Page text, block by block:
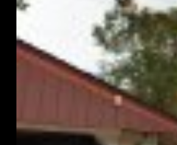
E-Mail-Adresse (optional):
Alle HTML-Tags außer <br>, <strike> und <i> werden aus
URLs werden automatisch umgewandelt. Bitte verwende